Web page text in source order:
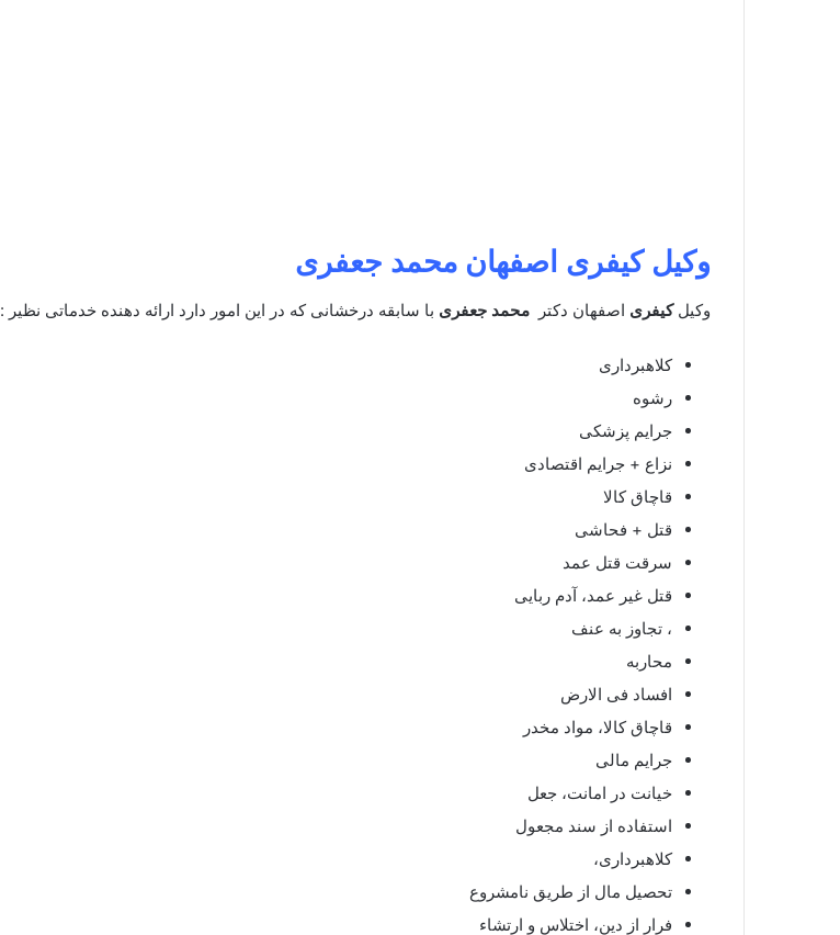
وکیل کیفری اصفهان محمد جعفری
وکیلکیفری اصفهان دکتر محمد جعفری با سابقه درخشانی که در این امور دارد ارائه دهنده خدماتی نظیر :
کلاهبرداری
رشوه
جرایم پزشکی
نزاع + جرایم اقتصادی
قاچاق کالا
قتل + فحاشی
سرقت قتل عمد
قتل غیر عمد، آدم ربایی
، تجاوز به عنف
محاربه
افساد فی الارض
قاچاق کالا، مواد مخدر
جرایم مالی
خیانت در امانت، جعل
استفاده از سند مجعول
کلاهبرداری،
تحصیل مال از طریق نامشروع
فرار از دین، اختلاس و ارتشاء